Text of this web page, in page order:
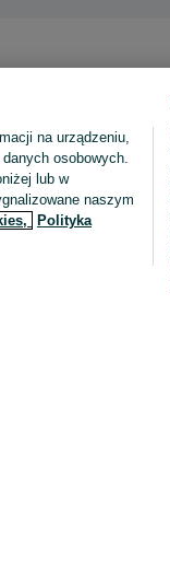
na urządzeniu,
osobowych.
lub w
naszym
Polityka